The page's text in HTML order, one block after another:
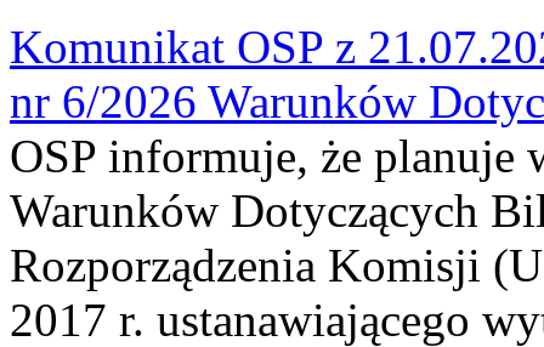
Komunikat OSP z
nr 6/2026 Warunków
OSP informuje, że planuje
Warunków Dotyczących
Rozporządzenia Komisji
2017 r. ustanawiającego